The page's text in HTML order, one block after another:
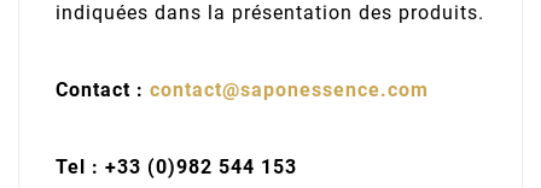
indiquées dans la présentation des produits.
Contact : contact@saponessence.com
Tel : +33 (0)982 544 153